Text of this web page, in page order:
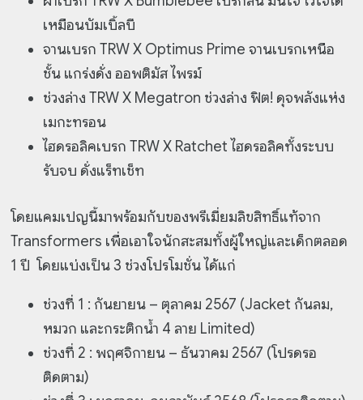
เหมือนบัมเบิ้ลบี
จานเบรก TRW X Optimus Prime จานเบรกเหนือ
ชั้น แกร่งดั่ง ออพติมัส ไพรม์
ช่วงล่าง TRW X Megatron ช่วงล่าง ฟิต! ดุจพลังแห่ง
เมกะทรอน
ไฮดรอลิคเบรก TRW X Ratchet ไฮดรอลิคทั้งระบบ
รับจบ ดั่งแร็ทเช็ท
โดยแคมเปญนี้มาพร้อมกับของพรีเมี่ยมลิขสิทธิ์แท้จาก
Transformers เพื่อเอาใจนักสะสมทั้งผู้ใหญ่และเด็กตลอด
1 ปี โดยแบ่งเป็น 3 ช่วงโปรโมชั่น ได้แก่
ช่วงที่ 1 : กันยายน – ตุลาคม 2567 (Jacket กันลม,
หมวก และกระติกน้ำ 4 ลาย Limited)
ช่วงที่ 2 : พฤศจิกายน – ธันวาคม 2567 (โปรดรอ
ติดตาม)